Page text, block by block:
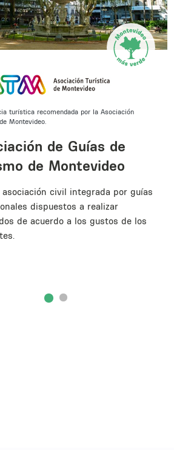
turística recomendada por la Asociación
Montevideo.
de Guías de
de Montevideo
asociación civil integrada por guías
dispuestos a realizar
de acuerdo a los gustos de los